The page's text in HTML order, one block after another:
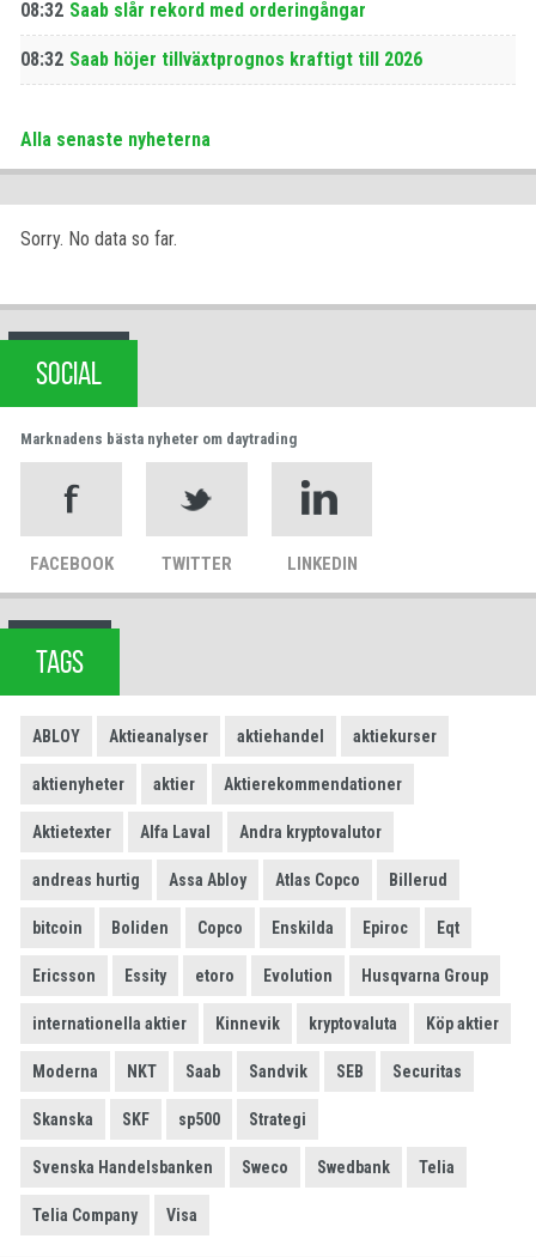
08:32 Saab slår rekord med orderingångar
08:32 Saab höjer tillväxtprognos kraftigt till 2026
Alla senaste nyheterna
Sorry. No data so far.
SOCIAL
Marknadens bästa nyheter om daytrading
FACEBOOK TWITTER LINKEDIN
TAGS
ABLOY Aktieanalyser aktiehandel aktiekurser
aktienyheter aktier Aktierekommendationer
Aktietexter Alfa Laval Andra kryptovalutor
andreas hurtig Assa Abloy Atlas Copco Billerud
bitcoin Boliden Copco Enskilda Epiroc Eqt
Ericsson Essity etoro Evolution Husqvarna Group
internationella aktier Kinnevik kryptovaluta Köp aktier
Moderna NKT Saab Sandvik SEB Securitas
Skanska SKF sp500 Strategi
Svenska Handelsbanken Sweco Swedbank Telia
Telia Company Visa